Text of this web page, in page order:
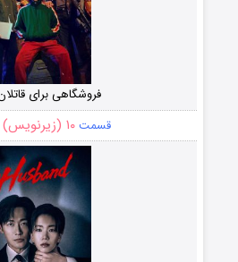
فروشگاهی برای
قسمت۱۰ (زیرنویس)